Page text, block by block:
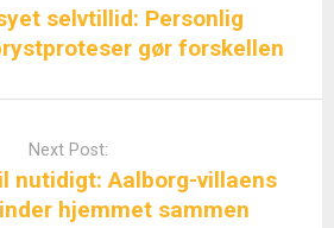
selvtillid: Personlig
gør forskellen
Next Post:
nutidigt: Aalborg-villaens
hjemmet sammen